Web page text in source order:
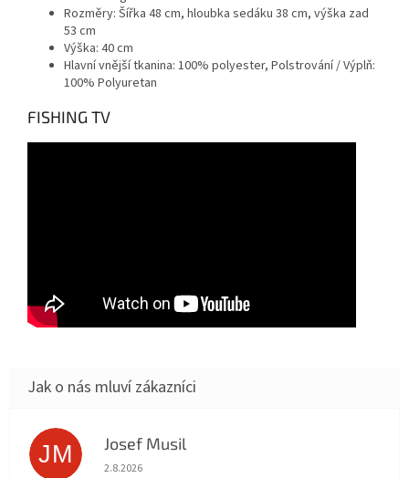
Rozměry: Šířka 48 cm, hloubka sedáku 38 cm, výška zad
53 cm
Výška: 40 cm
Hlavní vnější tkanina: 100% polyester, Polstrování / Výplň:
100% Polyuretan
FISHING TV
JM Josef Musil
Hodnocení obchodu je 5 z 5 hvězdiček.
2.8.2026